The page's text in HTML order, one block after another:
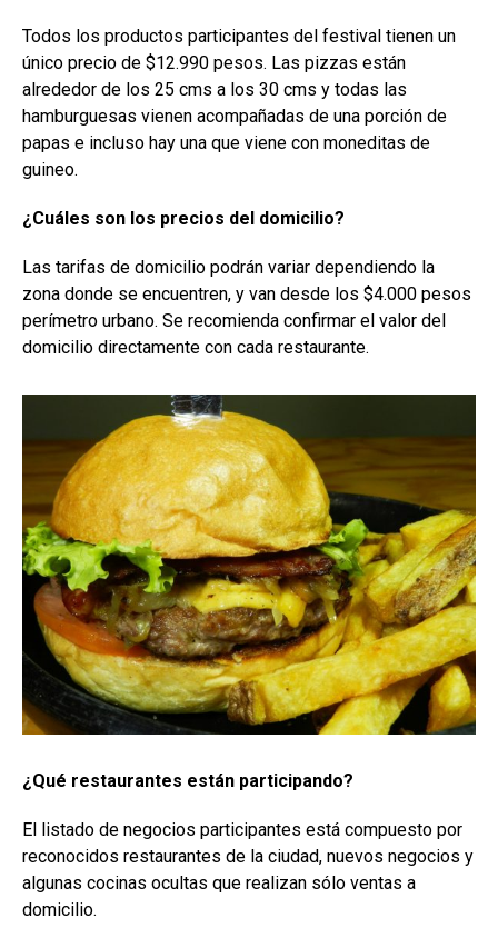
Todos los productos participantes del festival tienen un
único precio de $12.990 pesos. Las pizzas están
alrededor de los 25 cms a los 30 cms y todas las
hamburguesas vienen acompañadas de una porción de
papas e incluso hay una que viene con moneditas de
guineo.
¿Cuáles son los precios del domicilio?
Las tarifas de domicilio podrán variar dependiendo la
zona donde se encuentren, y van desde los $4.000 pesos
perímetro urbano. Se recomienda confirmar el valor del
domicilio directamente con cada restaurante.
¿Qué restaurantes están participando?
El listado de negocios participantes está compuesto por
reconocidos restaurantes de la ciudad, nuevos negocios y
algunas cocinas ocultas que realizan sólo ventas a
domicilio.